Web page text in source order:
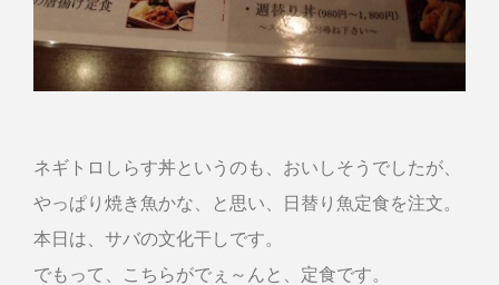
ネギトロしらす丼というのも、おいしそうでしたが、
やっぱり焼き魚かな、と思い、日替り魚定食を注文。
本日は、サバの文化干しです。
でもって、こちらがでぇ～んと、定食です。